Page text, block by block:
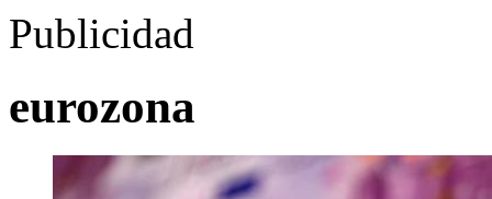
Publicidad
eurozona